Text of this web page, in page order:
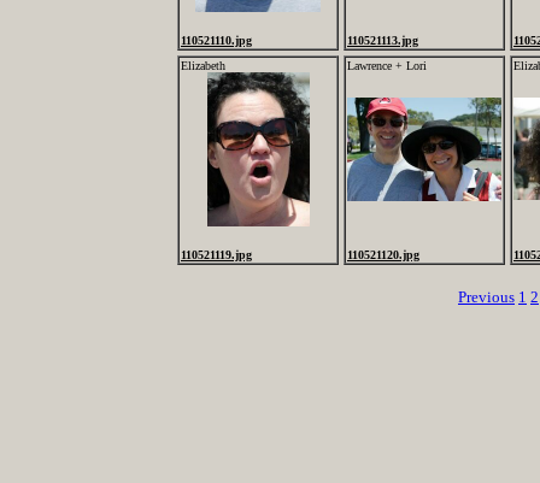
110521110.jpg 110521113.jpg
Elizabeth
110521119.jpg
Lawrence + Lori
110521120.jpg
Previous 1 2